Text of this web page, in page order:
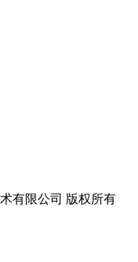
有限公司 版权所有